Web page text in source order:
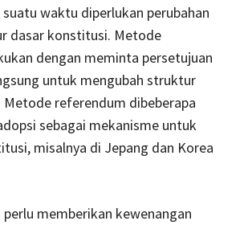
waktu diperlukan perubahan
dasar konstitusi. Metode
dengan meminta persetujuan
untuk mengubah struktur
referendum dibeberapa
sebagai mekanisme untuk
misalnya di Jepang dan Korea
memberikan kewenangan